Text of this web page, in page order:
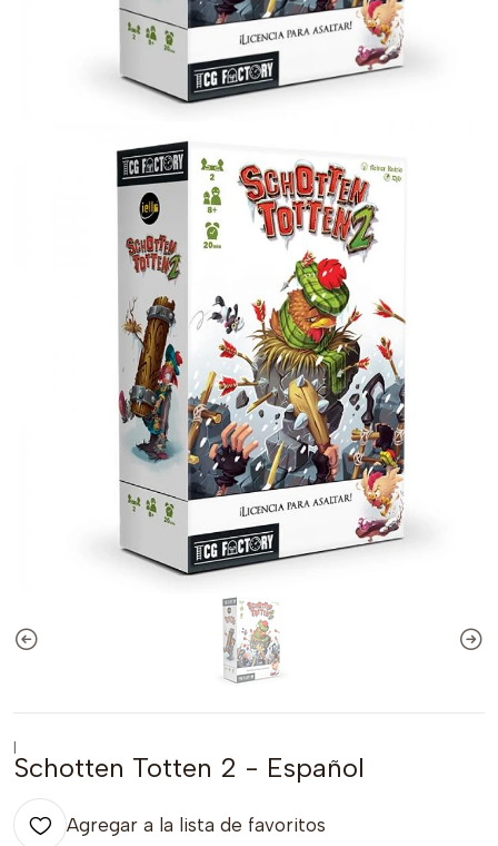
|
Schotten Totten 2 - Español
Agregar a la lista de favoritos